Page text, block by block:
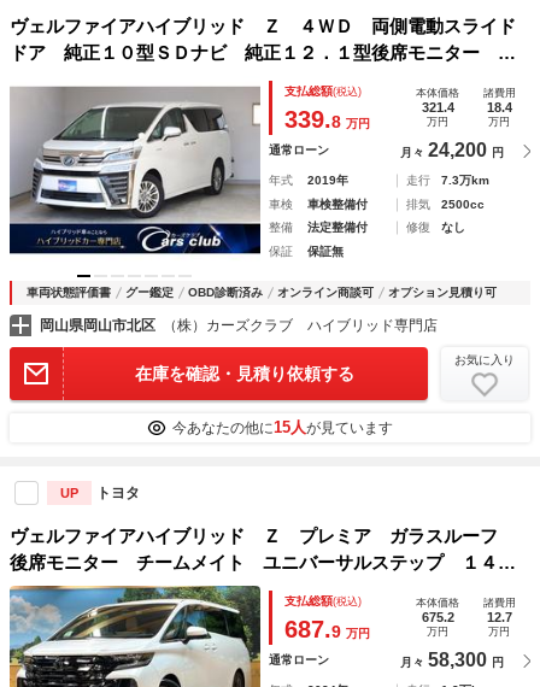
ヴェルファイアハイブリッド Ｚ ４ＷＤ 両側電動スライド
ドア 純正１０型ＳＤナビ 純正１２．１型後席モニター Ｂ
カメラ セーフティセンス ＩＣＳ ＢＳＭ 禁煙車 左右独
立ＡＡＣ リヤＡＡＣ 純正１７インチＡＷ デジタルインナ
ーミラー
支払総額(税込)
339.8 万円
本体価格
321.4
万円
諸費用
18.4
万円
通常ローン 月々 24,200 円
年式 2019年 走行
7.3万km
車検
車検整備付 排気
2500cc
整備
法定整備付 修復
なし
保証
保証無
車両状態評価書 グー鑑定 OBD診断済み オンライン商談可 オプション見積り可
岡山県岡山市北区 （株）カーズクラブ ハイブリッド専門店
在庫を確認・見積り依頼する
お気に入り
今あなたの他に15人が見ています
UP トヨタ
ヴェルファイアハイブリッド Ｚ プレミア ガラスルーフ
後席モニター チームメイト ユニバーサルステップ １４型
ナビ 全周囲カメラ 両側電動ドア セーフティセンス 禁煙
車 茶革シート デジタルインナーミラー ブラインドスポッ
トモニター ＥＴＣ
支払総額(税込)
687.9 万円
本体価格
675.2
万円
諸費用
12.7
万円
通常ローン 月々 58,300 円